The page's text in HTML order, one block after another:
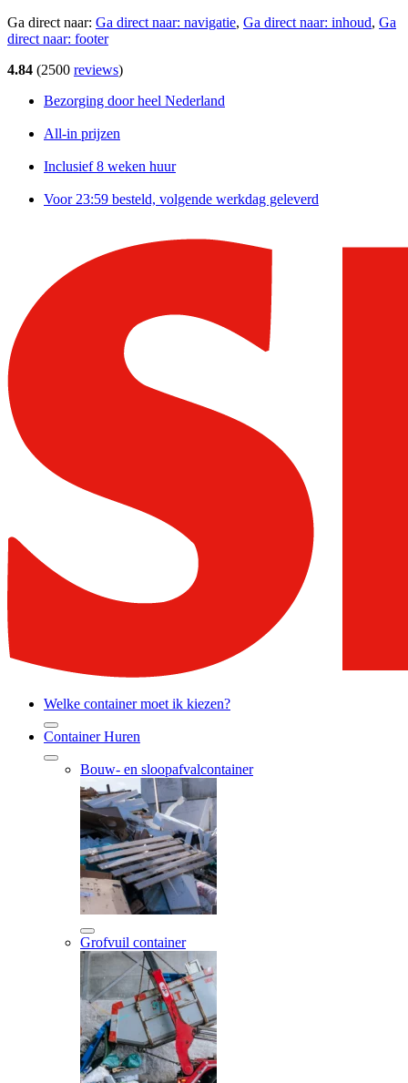
Ga direct naar: Ga direct naar: navigatie, Ga direct naar: inhoud, Ga
direct naar: footer
4.84 (2500 reviews)
Bezorging door heel Nederland
All-in prijzen
Inclusief 8 weken huur
Voor 23:59 besteld, volgende werkdag geleverd
Welke container moet ik kiezen?
Container Huren
Bouw- en sloopafvalcontainer
Grofvuil container